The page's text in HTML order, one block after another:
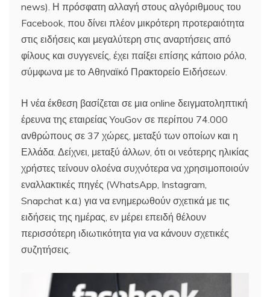
news). Η πρόσφατη αλλαγή στους αλγόριθμους του
Facebook, που δίνει πλέον μικρότερη προτεραιότητα
στις ειδήσεις και μεγαλύτερη στις αναρτήσεις από
φίλους και συγγενείς, έχει παίξει επίσης κάποιο ρόλο,
σύμφωνα με το Αθηναϊκό Πρακτορείο Ειδήσεων.
Η νέα έκθεση βασίζεται σε μια online δειγματοληπτική
έρευνα της εταιρείας YouGov σε περίπου 74.000
ανθρώπους σε 37 χώρες, μεταξύ των οποίων και η
Ελλάδα. Δείχνει, μεταξύ άλλων, ότι οι νεότερης ηλικίας
χρήστες τείνουν ολοένα συχνότερα να χρησιμοποιούν
εναλλακτικές πηγές (WhatsApp, Instagram,
Snapchat κ.α.) για να ενημερωθούν σχετικά με τις
ειδήσεις της ημέρας, εν μέρει επειδή θέλουν
περισσότερη ιδιωτικότητα για να κάνουν σχετικές
συζητήσεις.